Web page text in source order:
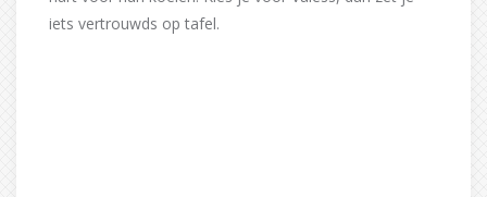
iets vertrouwds op tafel.